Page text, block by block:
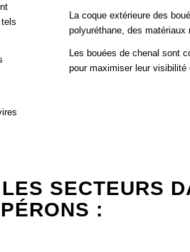
La coque extérieure des
polyuréthane, des
Les bouées de chenal sont
pour maximiser leur visibilité
SECTEURS
: